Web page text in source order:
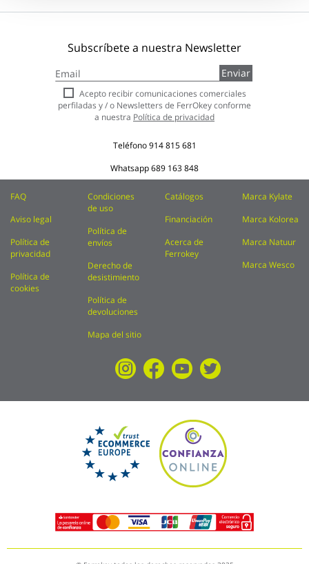
Subscríbete a nuestra Newsletter
a
nuestro
boletín
de
Enviar
Acepto recibir comunicaciones comerciales
perfiladas y / o Newsletters de FerrOkey conforme
a nuestra Política de privacidad
Teléfono914 815 681
Whatsapp689 163 848
FAQ
Aviso legal
Política de
privacidad
Política de
cookies
Condiciones
de uso
Política de
envíos
Derecho de
desistimiento
Política de
devoluciones
Mapa del sitio
Catálogos
Financiación
Acerca de
Ferrokey
Marca Kylate
Marca Kolorea
Marca Natuur
Marca Wesco